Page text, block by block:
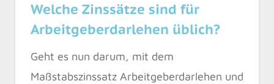
Welche Zinssätze sind für
Arbeitgeberdarlehen üblich?
Geht es nun darum, mit dem
Maßstabszinssatz Arbeitgeberdarlehen und